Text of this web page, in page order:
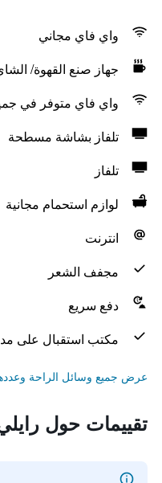
واي فاي مجاني
جهاز صنع القهوة/
واي فاي متوفر في
تلفاز بشاشة مسطحة
تلفاز
لوازم استحمام مجانية
انترنت
مجفف الشعر
دفع سريع
مكتب استقبال على مدار 24
عرض جميع وسائل الراحة وعددها
تقييمات حول